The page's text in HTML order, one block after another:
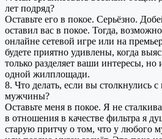
лет подряд?
Оставьте его в покое. Серьёзно.
оставил вас в покое. Тогда,
онлайне сетевой игре или на
будете приятно удивлены, когда
только разделяет ваши интересы,
одной жилплощади.
8. Что делать, если вы столкнулись
мужчины?
Оставьте меня в покое. Я не
в отношения в качестве фильтра я
старую притчу о том, что у любого